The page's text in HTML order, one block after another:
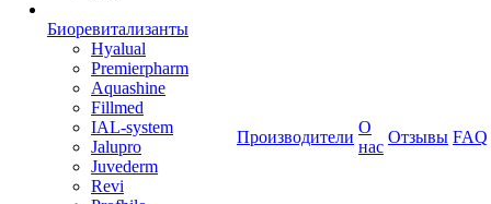
Биоревитализанты
Hyalual
Premierpharm
Aquashine
Fillmed
IAL-system
Jalupro
Juvederm
Revi
Производители
О
нас
Отзывы FAQ